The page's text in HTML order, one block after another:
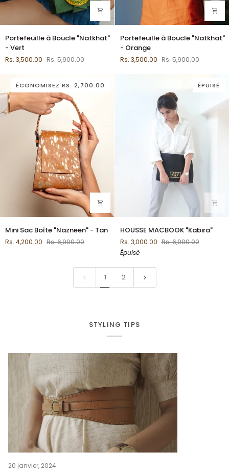
Portefeuille
à
Boucle
"Natkhat"
Vert
Portefeuille à Boucle "Natkhat"
- Vert
Rs. 3,500.00 Rs. 5,900.00
Portefeuille
à
Boucle
"Natkhat"
Portefeuille à Boucle "Natkhat"
- Orange
Rs. 3,500.00 Rs. 5,900.00
ÉCONOMISEZRS. 2,700.00
Mini
Sac
Boîte
Mini Sac Boîte "Nazneen" - Tan
Rs. 4,200.00 Rs. 6,900.00
ÉPUISÉ
HOUSSE
MACBOOK
"Kabira"
HOUSSE MACBOOK "Kabira"
Rs. 3,000.00 Rs. 6,900.00
Épuisé
1 2
STYLING TIPS
20 janvier, 2024